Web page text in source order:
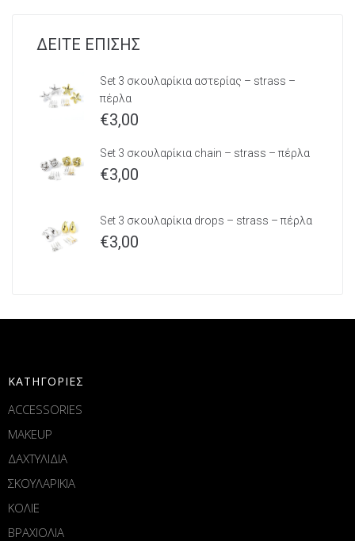
ΔΕΙΤΕ ΕΠΙΣΗΣ
Set 3 σκουλαρίκια αστερίας – strass –
πέρλα
€3,00
Set 3 σκουλαρίκια chain – strass – πέρλα
€3,00
Set 3 σκουλαρίκια drops – strass – πέρλα
€3,00
ΚΑΤΗΓΟΡΙΕΣ
ACCESSORIES
MAKEUP
ΔΑΧΤΥΛΙΔΙΑ
ΣΚΟΥΛΑΡΙΚΙΑ
ΚΟΛΙΕ
ΒΡΑΧΙΟΛΙΑ